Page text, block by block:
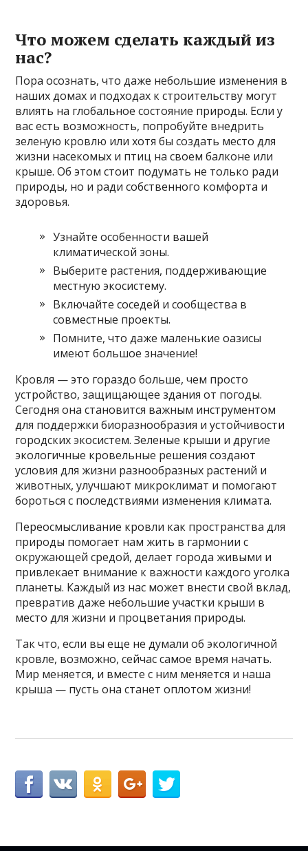
Что можем сделать каждый из
нас?
Пора осознать, что даже небольшие изменения в
наших домах и подходах к строительству могут
влиять на глобальное состояние природы. Если у
вас есть возможность, попробуйте внедрить
зеленую кровлю или хотя бы создать место для
жизни насекомых и птиц на своем балконе или
крыше. Об этом стоит подумать не только ради
природы, но и ради собственного комфорта и
здоровья.
Узнайте особенности вашей
климатической зоны.
Выберите растения, поддерживающие
местную экосистему.
Включайте соседей и сообщества в
совместные проекты.
Помните, что даже маленькие оазисы
имеют большое значение!
Кровля — это гораздо больше, чем просто
устройство, защищающее здания от погоды.
Сегодня она становится важным инструментом
для поддержки биоразнообразия и устойчивости
городских экосистем. Зеленые крыши и другие
экологичные кровельные решения создают
условия для жизни разнообразных растений и
животных, улучшают микроклимат и помогают
бороться с последствиями изменения климата.
Переосмысливание кровли как пространства для
природы помогает нам жить в гармонии с
окружающей средой, делает города живыми и
привлекает внимание к важности каждого уголка
планеты. Каждый из нас может внести свой вклад,
превратив даже небольшие участки крыши в
место для жизни и процветания природы.
Так что, если вы еще не думали об экологичной
кровле, возможно, сейчас самое время начать.
Мир меняется, и вместе с ним меняется и наша
крыша — пусть она станет оплотом жизни!